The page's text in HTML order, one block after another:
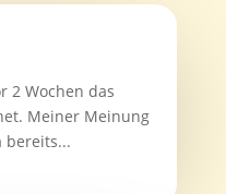
2 Wochen das
Meiner Meinung
bereits...